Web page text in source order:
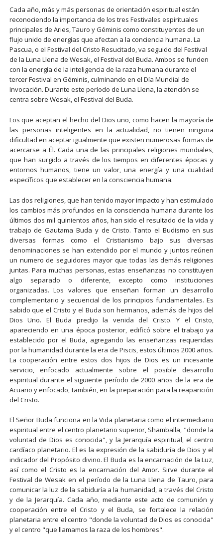
Cada año, más y más personas de orientación espiritual están
reconociendo la importancia de los tres Festivales espirituales
principales de Aries, Tauro y Géminis como constituyentes de un
flujo unido de energías que afectan a la conciencia humana. La
Pascua, o el Festival del Cristo Resucitado, va seguido del Festival
de la Luna Llena de Wesak, el Festival del Buda. Ambos se funden
con la energía de la inteligencia de la raza humana durante el
tercer Festival en Géminis, culminando en el Día Mundial de
Invocación. Durante este período de Luna Llena, la atención se
centra sobre Wesak, el Festival del Buda.
Los que aceptan el hecho del Dios uno, como hacen la mayoría de
las personas inteligentes en la actualidad, no tienen ninguna
dificultad en aceptar igualmente que existen numerosas formas de
acercarse a Él. Cada una de las principales religiones mundiales,
que han surgido a través de los tiempos en diferentes épocas y
entornos humanos, tiene un valor, una energía y una cualidad
específicos que establecer en la consciencia humana.
Las dos religiones, que han tenido mayor impacto y han estimulado
los cambios más profundos en la consciencia humana durante los
últimos dos mil quinientos años, han sido el resultado de la vida y
trabajo de Gautama Buda y de Cristo. Tanto el Budismo en sus
diversas formas como el Cristianismo bajo sus diversas
denominaciones se han extendido por el mundo y juntos reúnen
un numero de seguidores mayor que todas las demás religiones
juntas. Para muchas personas, estas enseñanzas no constituyen
algo separado o diferente, excepto como instituciones
organizadas. Los valores que enseñan forman un desarrollo
complementario y secuencial de los principios fundamentales. Es
sabido que el Cristo y el Buda son hermanos, además de hijos del
Dios Uno. El Buda predijo la venida del Cristo. Y el Cristo,
apareciendo en una época posterior, edificó sobre el trabajo ya
establecido por el Buda, agregando las enseñanzas requeridas
por la humanidad durante la era de Piscis, estos últimos 2000 años.
La cooperación entre estos dos hijos de Dios es un incesante
servicio, enfocado actualmente sobre el posible desarrollo
espiritual durante el siguiente período de 2000 años de la era de
Acuario y enfocado, también, en la preparación para la reaparición
del Cristo.
El Señor Buda funciona en la Vida planetaria como el intermediario
espiritual entre el centro planetario superior, Shamballa, "donde la
voluntad de Dios es conocida", y la Jerarquía espiritual, el centro
cardíaco planetario. El es la expresión de la sabiduría de Dios y el
indicador del Propósito divino. El Buda es la encarnación de la Luz,
así como el Cristo es la encarnación del Amor. Sirve durante el
Festival de Wesak en el período de la Luna Llena de Tauro, para
comunicar la luz de la sabiduría a la humanidad, a través del Cristo
y de la Jerarquía. Cada año, mediante este acto de comunión y
cooperación entre el Cristo y el Buda, se fortalece la relación
planetaria entre el centro "donde la voluntad de Dios es conocida"
y el centro "que llamamos la raza de los hombres".